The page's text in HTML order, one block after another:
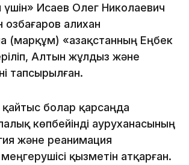
Исаев Олег Николаевич
Қалихан
(марқұм) «Қазақстанның Еңбек
Алтын жұлдыз және
тапсырылған.
болар қарсаңда
көпбейінді ауруханасының
және реанимация
қызметін атқарған.